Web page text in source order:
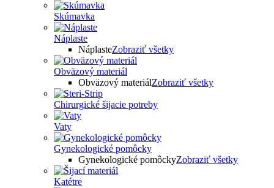
Skúmavka
Náplaste
NáplasteZobraziť všetky
Obväzový materiál
Obväzový materiálZobraziť všetky
Chirurgické šijacie potreby
Vaty
Gynekologické pomôcky
Gynekologické pomôckyZobraziť všetky
Katétre